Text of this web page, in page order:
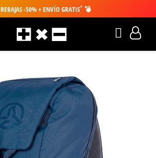
REBAJAS -50% + ENVÍO GRATIS* 💣